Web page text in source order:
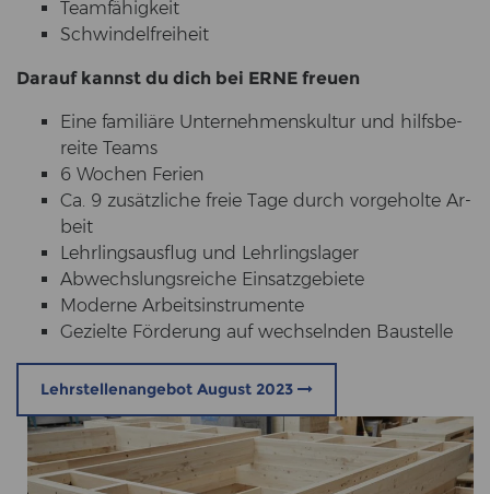
Team­fä­hig­keit
Schwin­del­frei­heit
Dar­auf kannst du dich bei ERNE freu­en
Eine fa­mi­liä­re Un­ter­neh­mens­kul­tur und hilfs­be­
rei­te Teams
6 Wo­chen Fe­ri­en
Ca. 9 zu­sätz­li­che freie Tage durch vor­ge­hol­te Ar­
beit
Lehr­lings­aus­flug und Lehr­lings­la­ger
Ab­wechs­lungs­rei­che Ein­satz­ge­bie­te
Mo­der­ne Ar­beits­in­stru­men­te
Ge­ziel­te För­de­rung auf wech­seln­den Bau­stel­le
Lehrstellenangebot August 2023